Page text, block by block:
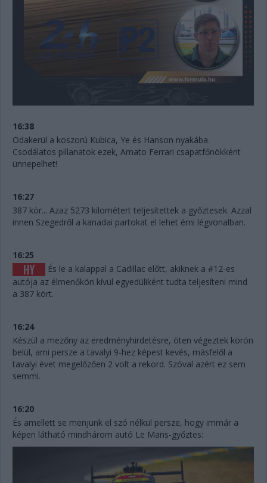
16:38
Odakerül a koszorú Kubica, Ye és Hanson nyakába.
Csodálatos pillanatok ezek, Amato Ferrari csapatfőnökként
ünnepelhet!
16:27
387 kör... Azaz 5273 kilométert teljesítettek a győztesek. Azzal
innen Szegedről a kanadai partokat el lehet érni légvonalban.
16:25
És le a kalappal a Cadillac előtt, akiknek a #12-es
autója az élmenőkön kívül egyedüliként tudta teljesíteni mind
a 387 kört.
16:24
Készül a mezőny az eredményhirdetésre, öten végeztek körön
belül, ami persze a tavalyi 9-hez képest kevés, másfelől a
tavalyi évet megelőzően 2 volt a rekord. Szóval azért ez sem
semmi.
16:20
És amellett se menjünk el szó nélkül persze, hogy immár a
képen látható mindhárom autó Le Mans-győztes: